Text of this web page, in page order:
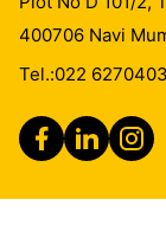
400706 Navi
Tel.:022